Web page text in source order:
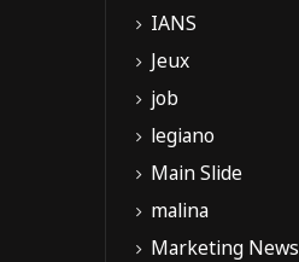
IANS
Jeux
job
legiano
Main Slide
malina
Marketing News